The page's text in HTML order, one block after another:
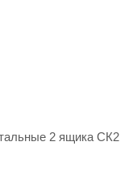
2 ящика СК2